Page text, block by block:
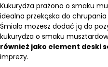
Kukurydza prażona o smaku
idealna przekąska do
Śmiało możesz dodać ją do
kukurydza o smaku
również jako element deski
imprezy.